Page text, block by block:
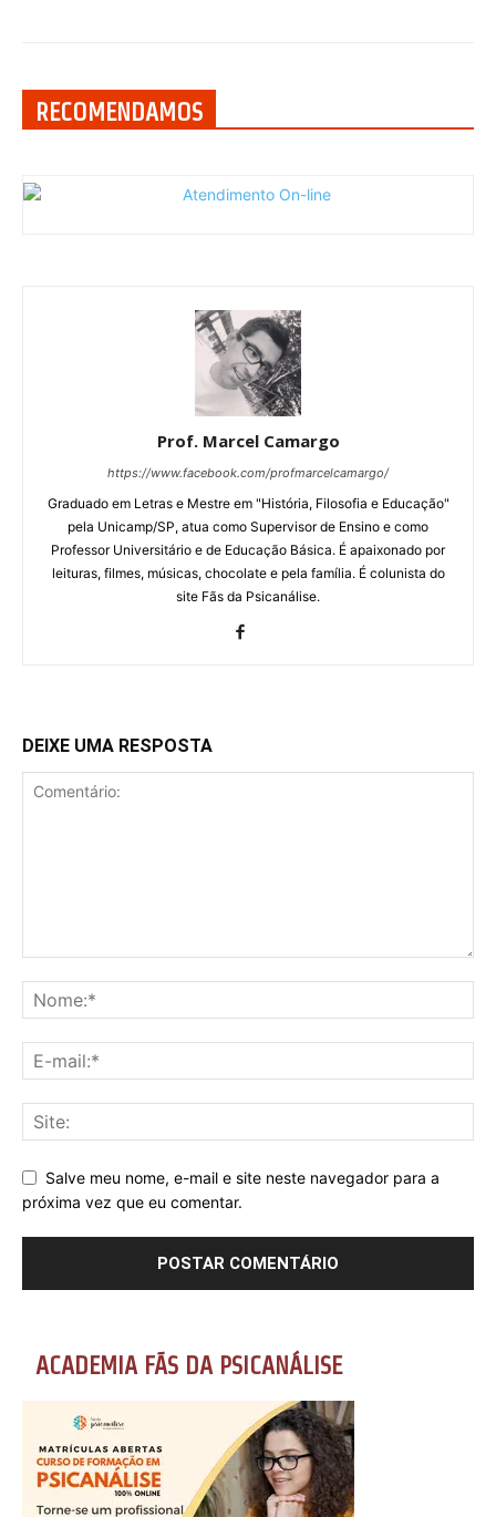
RECOMENDAMOS
Prof. Marcel Camargo
https://www.facebook.com/profmarcelcamargo/
Graduado em Letras e Mestre em "História, Filosofia e Educação"
pela Unicamp/SP, atua como Supervisor de Ensino e como
Professor Universitário e de Educação Básica. É apaixonado por
leituras, filmes, músicas, chocolate e pela família. É colunista do
site Fãs da Psicanálise.
DEIXE UMA RESPOSTA
Salve meu nome, e-mail e site neste navegador para a
próxima vez que eu comentar.
ACADEMIA FÃS DA PSICANÁLISE